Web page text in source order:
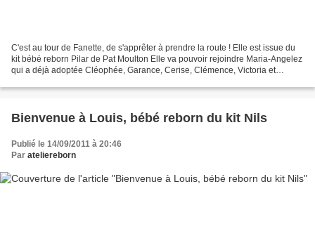
C'est au tour de Fanette, de s'apprêter à prendre la route ! Elle est issue du
kit bébé reborn Pilar de Pat Moulton Elle va pouvoir rejoindre Maria-Angelez
qui a déjà adoptée Cléophée, Garance, Cerise, Clémence, Victoria et
Bienvenue à Louis, bébé reborn du kit Nils
Publié le 14/09/2011 à 20:46
Par ateliereborn